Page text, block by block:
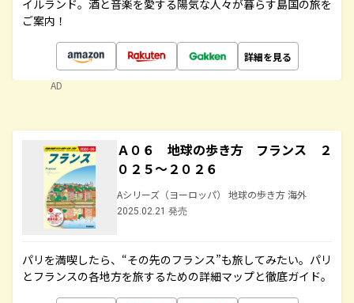
イルランド。酒と音楽を愛する陽気な人々が暮らす島国の旅を
ご案内！
詳細を見る
AD
Ａ０６ 地球の歩き方 フランス ２
０２５～２０２６
Aシリーズ（ヨーロッパ） 地球の歩き方 海外
2025.02.21 発売
パリを満喫したら、“その先のフランス”も旅してみたい。パリ
とフランスの各地方を旅するための詳細マップと徹底ガイド。